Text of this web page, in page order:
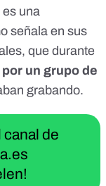
es una
señala en sus
que durante
un grupo de
grabando.
canal de